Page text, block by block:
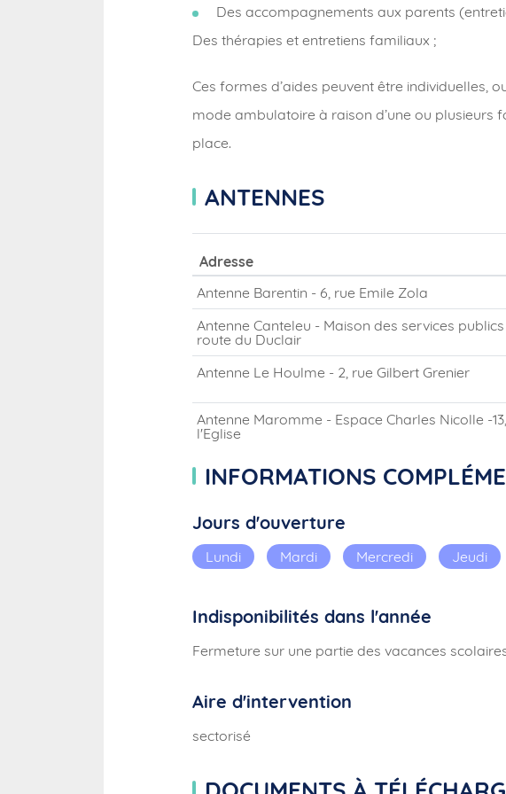
Des accompagnements aux parents
Des thérapies et entretiens familiaux ;
Ces formes d’aides peuvent être individuelles,
mode ambulatoire à raison d’une ou plusieurs
place.
ANTENNES
Adresse
Antenne Barentin - 6, rue Emile Zola
Antenne Canteleu - Maison des services
route du Duclair
Antenne Le Houlme - 2, rue Gilbert Grenier
Antenne Maromme - Espace Charles Nicolle -
l'Eglise
INFORMATIONS
Jours d'ouverture
Lundi Mardi Mercredi Jeudi
Indisponibilités dans l'année
Fermeture sur une partie des vacances
Aire d'intervention
sectorisé